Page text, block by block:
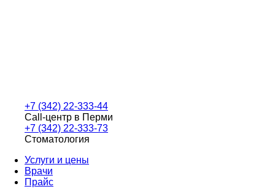
+7 (342) 22-333-44
Call-центр в Перми
+7 (342) 22-333-73
Стоматология
Услуги и цены
Врачи
Прайс